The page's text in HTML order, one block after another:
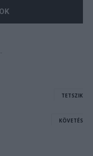
TETSZIK
KÖVETÉS